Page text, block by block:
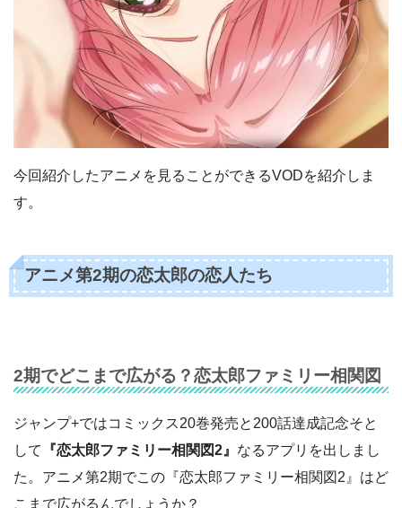
今回紹介したアニメを見ることができるVODを紹介しま
す。
アニメ第2期の恋太郎の恋人たち
2期でどこまで広がる？恋太郎ファミリー相関図
ジャンプ+ではコミックス20巻発売と200話達成記念そと
して
『恋太郎ファミリー相関図2』 なるアプリを出しまし
た。アニメ第2期でこの『恋太郎ファミリー相関図2』はど
こまで広がるんでしょうか？